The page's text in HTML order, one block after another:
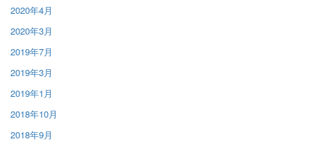
2020年4月
2020年3月
2019年7月
2019年3月
2019年1月
2018年10月
2018年9月